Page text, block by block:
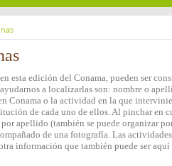
esta edición del Conama, pueden ser
a localizarlas son: nombre o
Conama o la actividad en la que
de cada uno de ellos. Al pinchar en
apellido (también se puede organizar
de una fotografía. Las
información que también puede ser